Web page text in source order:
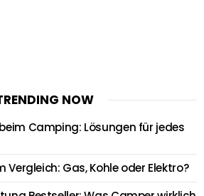
NOW
Camping: Lösungen für jedes
Gas, Kohle oder Elektro?